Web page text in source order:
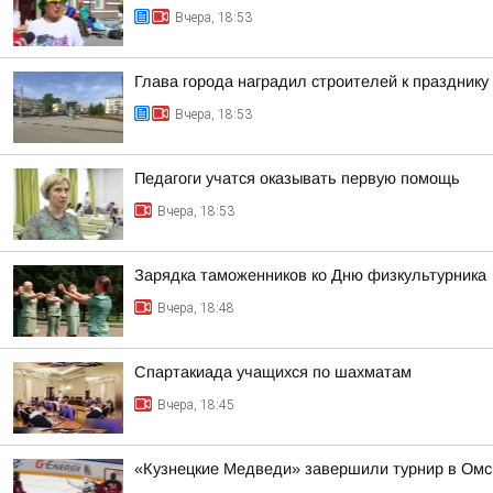
Вчера, 18:53
Глава города наградил строителей к празднику
Вчера, 18:53
Педагоги учатся оказывать первую помощь
Вчера, 18:53
Зарядка таможенников ко Дню физкультурника
Вчера, 18:48
Спартакиада учащихся по шахматам
Вчера, 18:45
«Кузнецкие Медведи» завершили турнир в